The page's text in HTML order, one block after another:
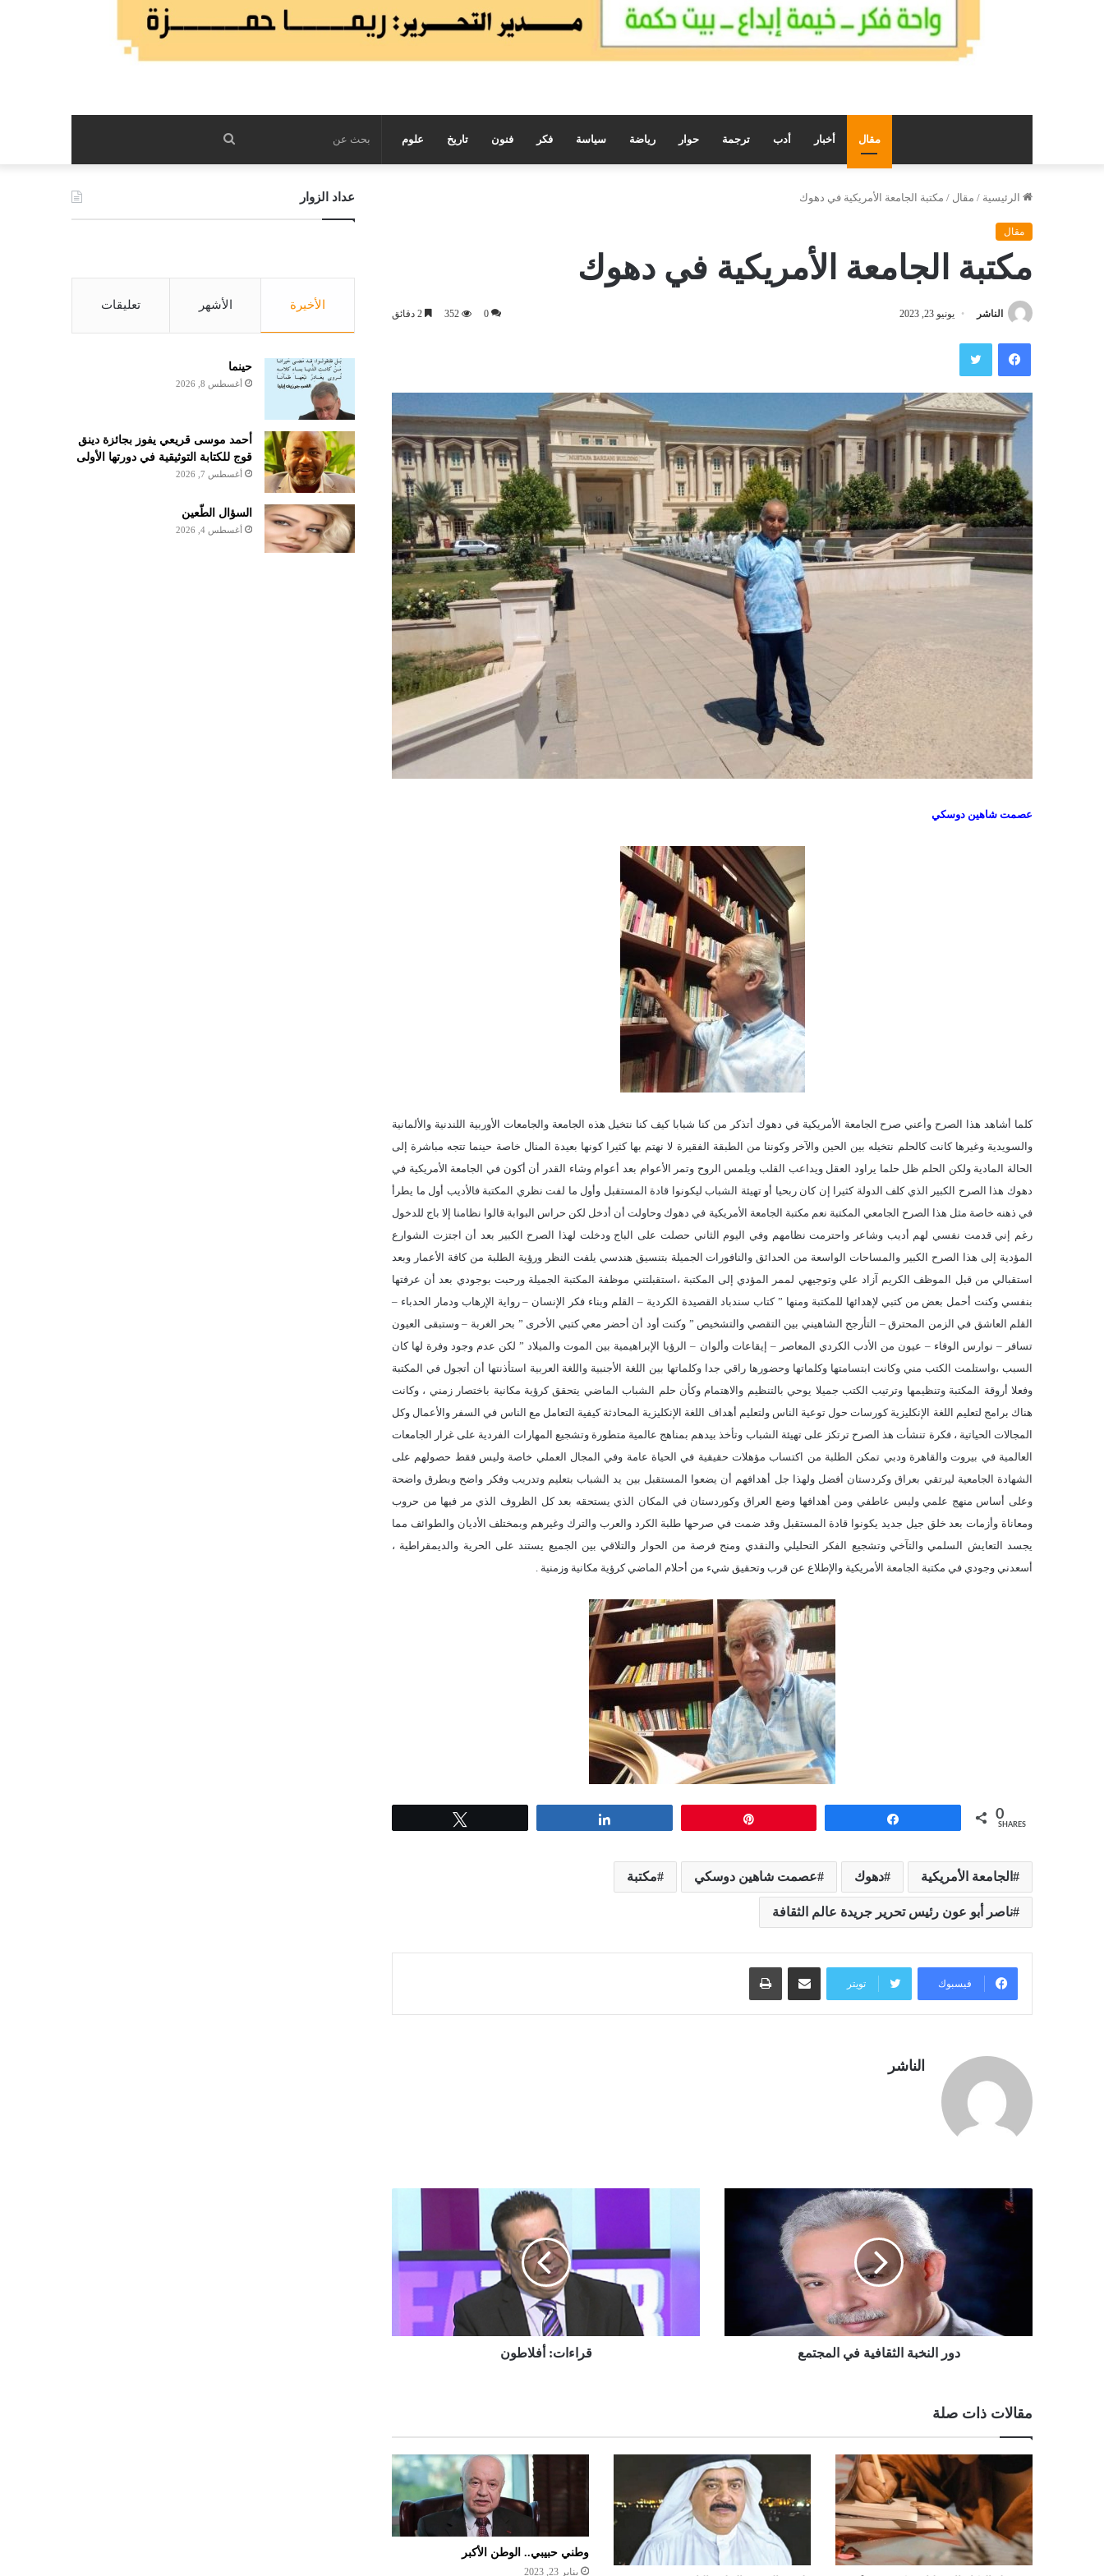
مقال أخبار أدب ترجمة حوار رياضة سياسة فكر فنون تاريخ علوم بحث
الرئيسية / مقال / مكتبة الجامعة الأمريكية في دهوك
مقال
مكتبة الجامعة الأمريكية في دهوك
الناشر يونيو 23, 2023 0
352
فيسبوك تويتر
عصمت شاهين دوسكي
كلما أشاهد هذا الصرح وأعني صرح الجامعة الأمريكية في دهوك أتذكر من كنا شبابا كيف كنا نتخيل هذه الجامعة والجامعات الأوربية اللندنية والألمانية
والسويدية وغيرها كانت كالحلم نتخيله بين الحين والآخر وكوننا من الطبقة الفقيرة لا نهتم بها كثيرا كونها بعيدة المنال خاصة حينما تتجه مباشرة إلى
الحالة المادية ولكن الحلم ظل حلما يراود العقل ويداعب القلب ويلمس الروح وتمر الأعوام بعد أعوام وشاء القدر أن أكون في الجامعة الأمريكية في
دهوك هذا الصرح الكبير الذي كلف الدولة كثيرا إن كان ربحيا أو تهيئة الشباب ليكونوا قادة المستقبل وأول ما لفت نظري المكتبة فالأديب أول ما يطرأ
في ذهنه خاصة مثل هذا الصرح الجامعي المكتبة نعم مكتبة الجامعة الأمريكية في دهوك وحاولت أن أدخل لكن حراس البوابة قالوا نظامنا إلا باج للدخول
رغم إني قدمت نفسي لهم أديب وشاعر واحترمت نظامهم وفي اليوم الثاني حصلت على الباج ودخلت لهذا الصرح الكبير بعد أن اجتزت الشوارع
المؤدية إلى هذا الصرح الكبير والمساحات الواسعة من الحدائق والنافورات الجميلة بتنسيق هندسي يلفت النظر ورؤية الطلبة من كافة الأعمار وبعد
استقبالي من قبل الموظف الكريم آزاد علي وتوجيهي لممر المؤدي إلى المكتبة ،استقبلتني موظفة المكتبة الجميلة ورحبت بوجودي بعد أن عرفتها
بنفسي وكنت أحمل بعض من كتبي لإهدائها للمكتبة ومنها ” كتاب سندباد القصيدة الكردية – القلم وبناء فكر الإنسان – رواية الإرهاب ودمار الحدباء –
القلم العاشق في الزمن المحترق – التأرجح الشاهيني بين التقصي والتشخيص ” وكنت أود أن أحضر معي كتبي الأخرى ” بحر الغربة – وستبقى العيون
تسافر – نوارس الوفاء – عيون من الأدب الكردي المعاصر – إيقاعات وألوان – الرؤيا الإبراهيمية بين الموت والميلاد ” لكن عدم وجود وفرة لها كان
السبب ،واستلمت الكتب مني وكانت ابتسامتها وكلماتها وحضورها راقي جدا وكلماتها بين اللغة الأجنبية واللغة العربية استأذنتها أن أتجول في المكتبة
وفعلا أروقة المكتبة وتنظيمها وترتيب الكتب جميلا يوحي بالتنظيم والاهتمام وكأن حلم الشباب الماضي يتحقق كرؤية مكانية باختصار زمني ، وكانت
هناك برامج لتعليم اللغة الإنكليزية كورسات حول توعية الناس ولتعليم أهداف اللغة الإنكليزية المحادثة كيفية التعامل مع الناس في السفر والأعمال وكل
المجالات الحياتية ، فكرة تنشأت هذ الصرح ترتكز على تهيئة الشباب وتأخذ بيدهم بمناهج عالمية متطورة وتشجيع المهارات الفردية على غرار الجامعات
العالمية في بيروت والقاهرة ودبي تمكن الطلبة من اكتساب مؤهلات حقيقية في الحياة عامة وفي المجال العملي خاصة وليس فقط حصولهم على
الشهادة الجامعية ليرتقي بعراق وكردستان أفضل ولهذا جل أهدافهم أن يضعوا المستقبل بين يد الشباب بتعليم وتدريب وفكر واضح وبطرق واضحة
وعلى أساس منهج علمي وليس عاطفي ومن أهدافها وضع العراق وكوردستان في المكان الذي يستحقه بعد كل الظروف الذي مر فيها من حروب
ومعاناة وأزمات بعد خلق جيل جديد يكونوا قادة المستقبل وقد ضمت في صرحها طلبة الكرد والعرب والترك وغيرهم وبمختلف الأديان والطوائف مما
يجسد التعايش السلمي والتآخي وتشجيع الفكر التحليلي والنقدي ومنح فرصة من الحوار والتلاقي بين الجميع يستند على الحرية والديمقراطية ،
أسعدني وجودي في مكتبة الجامعة الأمريكية والإطلاع عن قرب وتحقيق شيء من أحلام الماضي كرؤية مكانية وزمنية .
0
SHARES
الجامعة الأمريكية دهوك عصمت شاهين دوسكي مكتبة
ناصر أبو عون رئيس تحرير جريدة عالم الثقافة
فيسبوك تويتر
مشاركة عبر البريد طباعة
الناشر
دور النخبة الثقافية في المجتمع قراءات: أفلاطون
مقالات ذات صلة
وطني حبيبي.. الوطن الأكبر
يناير 23, 2023
عداد الزوار
الأخيرة الأشهر تعليقات
حينما
أغسطس 8, 2026
أحمد موسى قريعي يفوز بجائزة دينق
قوج للكتابة التوثيقية في دورتها الأولى
أغسطس 7, 2026
السؤال الطّعين
أغسطس 4, 2026